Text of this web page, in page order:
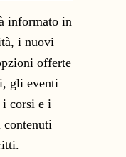
informato in
i nuovi
offerte
gli eventi
i corsi e i